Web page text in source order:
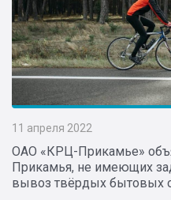
11 апреля 2022
ОАО «КРЦ-Прикамье»
Прикамья, не имеющих
вывоз твёрдых бытовых